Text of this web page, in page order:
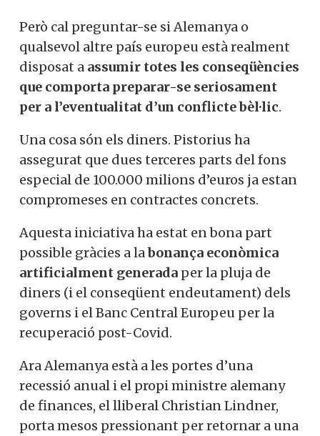
Però cal preguntar-se si Alemanya o
qualsevol altre país europeu està realment
disposat a assumir totes les conseqüències
que comporta preparar-se seriosament
per a l’eventualitat d’un conflicte bèl·lic.
Una cosa són els diners. Pistorius ha
assegurat que dues terceres parts del fons
especial de 100.000 milions d’euros ja estan
compromeses en contractes concrets.
Aquesta iniciativa ha estat en bona part
possible gràcies a labonança econòmica
artificialment generada per la pluja de
diners (i el conseqüent endeutament) dels
governs i el Banc Central Europeu per la
recuperació post-Covid.
Ara Alemanya està a les portes d’una
recessió anual i el propi ministre alemany
de finances, el lliberal Christian Lindner,
porta mesos pressionant per retornar a una